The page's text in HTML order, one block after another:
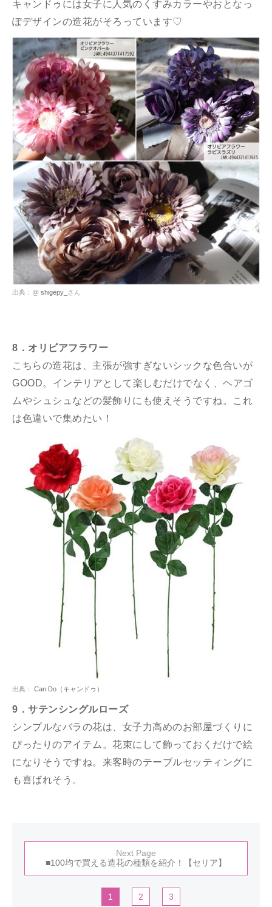
キャンドゥには女子に人気のくすみカラーやおとなっ
ぽデザインの造花がそろっています♡
出典：@ shigepy_ さん
8．オリビアフラワー
こちらの造花は、主張が強すぎないシックな色合いが
GOOD。インテリアとして楽しむだけでなく、ヘアゴ
ムやシュシュなどの髪飾りにも使えそうですね。これ
は色違いで集めたい！
出典： Can Do（キャンドゥ）
9．サテンシングルローズ
シンプルなバラの花は、女子力高めのお部屋づくりに
ぴったりのアイテム。花束にして飾っておくだけで絵
になりそうですね。来客時のテーブルセッティングに
も喜ばれそう。
Next Page
■100均で買える造花の種類を紹介！【セリア】
1 2 3